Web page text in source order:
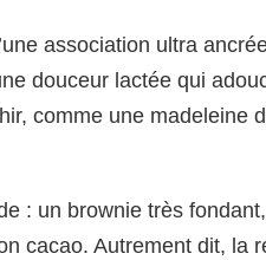
association ultra
douceur lactée qui
comme une madeleine
: un brownie très
cacao. Autrement dit, la